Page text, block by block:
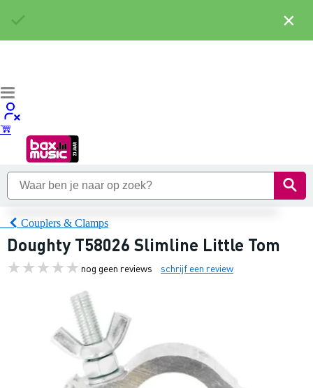
Couplers & Clamps
Doughty T58026 Slimline Little Tom
nog geen reviews schrijf een review
×